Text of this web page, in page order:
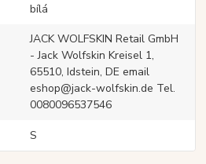
bílá
JACK WOLFSKIN Retail GmbH
- Jack Wolfskin Kreisel 1,
65510, Idstein, DE email
eshop@jack-wolfskin.de Tel.
0080096537546
S